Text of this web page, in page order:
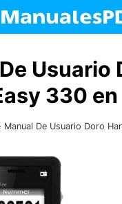
Usuario
330 en
Manual De Usuario Doro